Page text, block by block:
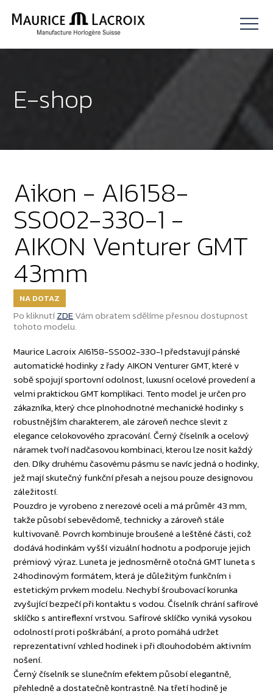
E-shop
Aikon - AI6158-
SS002-330-1 -
AIKON Venturer GMT
43mm
NA DOTAZ
Po kliknutíZDEVám obratem sdělíme přesnou dostupnost
tohoto modelu.
Maurice Lacroix AI6158-SS002-330-1 představují pánské
automatické hodinky z řady AIKON Venturer GMT, které v
sobě spojují sportovní odolnost, luxusní ocelové provedení a
velmi praktickou GMT komplikaci. Tento model je určen pro
zákazníka, který chce plnohodnotné mechanické hodinky s
robustnějším charakterem, ale zároveň nechce slevit z
elegance celokovového zpracování. Černý číselník a ocelový
náramek tvoří nadčasovou kombinaci, kterou lze nosit každý
den. Díky druhému časovému pásmu se navíc jedná o hodinky,
jež mají skutečný funkční přesah a nejsou pouze designovou
záležitostí.
Pouzdro je vyrobeno z nerezové oceli a má průměr 43 mm,
takže působí sebevědomě, technicky a zároveň stále
kultivovaně. Povrch kombinuje broušené a leštěné části, což
dodává hodinkám vyšší vizuální hodnotu a podporuje jejich
prémiový výraz. Luneta je jednosměrně otočná GMT luneta s
24hodinovým formátem, která je důležitým funkčním i
estetickým prvkem modelu. Nechybí šroubovací korunka
zvyšující bezpečí při kontaktu s vodou. Číselník chrání safírové
sklíčko s antireflexní vrstvou. Safírové sklíčko vyniká vysokou
odolností proti poškrábání, a proto pomáhá udržet
reprezentativní vzhled hodinek i při dlouhodobém aktivním
nošení.
Černý číselník se slunečním efektem působí elegantně,
přehledně a dostatečně kontrastně. Na třetí hodině je